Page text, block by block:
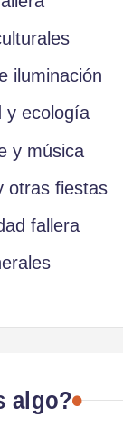
iluminación
y ecología
y música
otras fiestas
fallera
algo?